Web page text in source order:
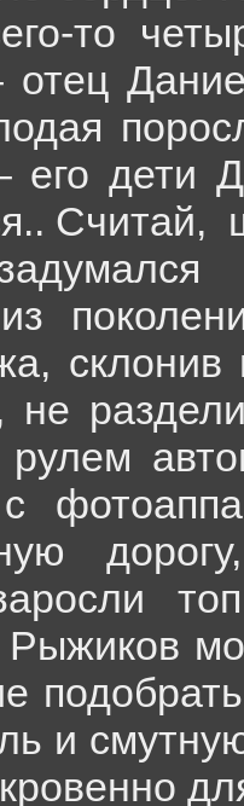
то
его дети
Считай,
рулем
с
Рыжиков
и